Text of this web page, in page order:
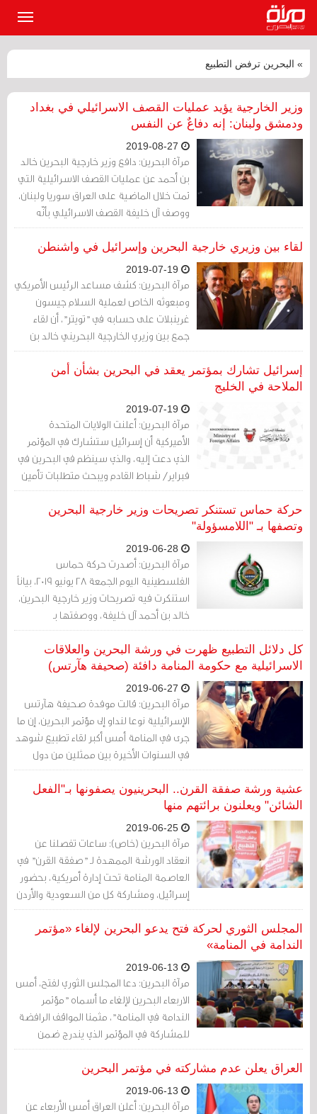
» البحرين ترفض التطبيع
وزير الخارجية يؤيد عمليات القصف الاسرائيلي في بغداد
ودمشق ولبنان: إنه دفاعٌ عن النفس
مرآة البحرين: دافع وزير خارجية البحرين خالد
بن أحمد عن عمليات القصف الاسرائيلية التي
تمت خلال الماضية على العراق سوريا ولبنان،
ووصف آل خليفة القصف الاسرائيلي بأنّه
«دفاع عن النفس».
لقاء بين وزيري خارجية البحرين وإسرائيل في واشنطن
مرآة البحرين: كشف مساعد الرئيس الأمريكي
ومبعوثه الخاص لعملية السلام جيسون
غرينبلات على حسابه في "تويتر"، أن لقاء
جمع بين وزيري الخارجية البحريني خالد بن
أحمد آل خليفة والإسرائيلي يسرائيل كاتس،
في واشنطن.
إسرائيل تشارك بمؤتمر يعقد في البحرين بشأن أمن
الملاحة في الخليج
مرآة البحرين: أعلنت الولايات المتحدة
الأميركية أن إسرائيل ستشارك في المؤتمر
الذي دعت إليه، والذي سينظم في البحرين في
فبراير/ شباط القادم ويبحث متطلبات تأمين
الملاحة البحرية في منطقة الخليج.
حركة حماس تستنكر تصريحات وزير خارجية البحرين
وتصفها بـ "اللامسؤولة"
مرآة البحرين: أصدرت حركة حماس
الفلسطينية اليوم الجمعة 28 يونيو 2019، بياناً
استنكرت فيه تصريحات وزير خارجية البحرين،
خالد بن أحمد آل خليفة، ووصفتها بـ
"اللامسؤولة".
كل دلائل التطبيع ظهرت في ورشة البحرين والعلاقات
الاسرائيلية مع حكومة المنامة دافئة (صحيفة هآرتس)
مرآة البحرين: قالت موفدة صحيفة هآرتس
الإسرائيلية نوعا لنداو إلى مؤتمر البحرين، إن ما
جرى في المنامة أمس أكبر لقاء تطبيع شوهد
في السنوات الأخيرة بين ممثلين من دول
عربية وإسرائيليين، وذلك برعاية مؤتمر
السلام الاقتصادي الذي تنظمه إدارة ترامب،
بهدف جمع خمسين مليار دولار
للفلسطينيين، إذا تم دفع خطة السلام التي
تنوي الولايات المتحدة عرضها بعد الانتخابات
الإسرائيلية.
عشية ورشة صفقة القرن.. البحرينيون يصفونها بـ"الفعل
الشائن" ويعلنون برائتهم منها
مرآة البحرين (خاص): ساعات تفصلنا عن
انعقاد الورشة الممهدة لـ "صفقة القرن" في
العاصمة المنامة تحت إدارة أمريكية، بحضور
إسرائيل، ومشاركة كل من السعودية والأردن
ومصر والإمارات وسلطنة عمان والمغرب،
ومقاطعة كل من فلسطين وسوريا وليبيا
المجلس الثوري لحركة فتح يدعو البحرين لإلغاء «مؤتمر
الندامة في المنامة»
مرآة البحرين: دعا المجلس الثوري لفتح، أمس
الاربعاء البحرين لإلغاء ما أسماه "مؤتمر
الندامة في المنامة"، مثمنا المواقف الرافضة
للمشاركة في المؤتمر الذي يندرج ضمن
"صفقة القرن" الهادفة لتصفية قضية
فلسطين.
العراق يعلن عدم مشاركته في مؤتمر البحرين
مرآة البحرين: أعلن العراق أمس الأربعاء عن